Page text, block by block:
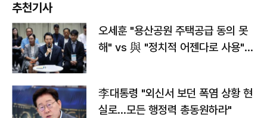
추천기사
오세훈 "용산공원 주택공급 동의 못
해" vs 與 "정치적 어젠다로 사용"
李대통령 "외신서 보던 폭염 상황 현
실로…모든 행정력 총동원하라"